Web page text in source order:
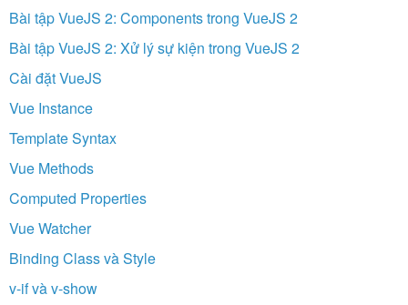
Bài tập VueJS 2: Components trong VueJS 2
Bài tập VueJS 2: Xử lý sự kiện trong VueJS 2
Cài đặt VueJS
Vue Instance
Template Syntax
Vue Methods
Computed Properties
Vue Watcher
Binding Class và Style
v-if và v-show